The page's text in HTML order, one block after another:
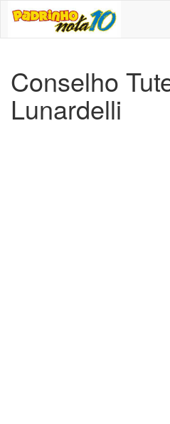
Conselho
Lunardelli